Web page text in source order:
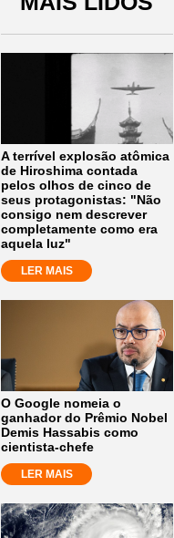
A terrível explosão atômica
de Hiroshima contada
pelos olhos de cinco de
seus protagonistas: "Não
consigo nem descrever
completamente como era
aquela luz"
LER MAIS
O Google nomeia o
ganhador do Prêmio Nobel
Demis Hassabis como
cientista-chefe
LER MAIS